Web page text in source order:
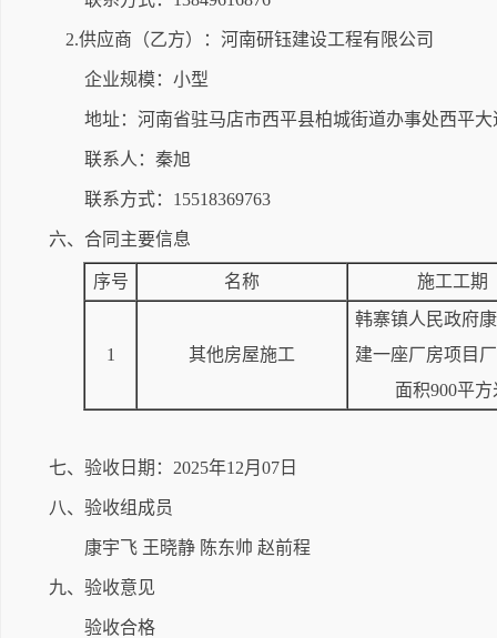
2.供应商（乙方）：河南研钰建设工程有限公司
企业规模：小型
地址：河南省驻马店市西平县柏城街道办事处西平大
联系人：秦旭
联系方式：15518369763
六、合同主要信息
序号 名称 施工工期
1 其他房屋施工
韩寨镇人民政府
建一座厂房项目
面积900平方
七、验收日期：2025年12月07日
八、验收组成员
康宇飞 王晓静 陈东帅 赵前程
九、验收意见
验收合格